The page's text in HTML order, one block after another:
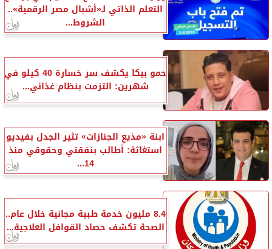
التعلم الذاتي لـ«أشبال مصر الرقمية»..
الشروط...
حمو بيكا يكشف سر خسارة 40 كيلو في
شهرين: التزمت بنظام غذائي...
ابنة «مذيع الجنازات» تثير الجدل بفيديو
استغاثة: أطالب بنفقتي وحقوقي منذ
14...
8.4 مليون خدمة طبية مجانية خلال عام..
الصحة تكشف حصاد القوافل العلاجية...